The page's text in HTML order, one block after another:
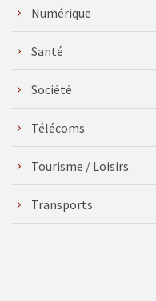
Numérique
Santé
Société
Télécoms
Tourisme / Loisirs
Transports